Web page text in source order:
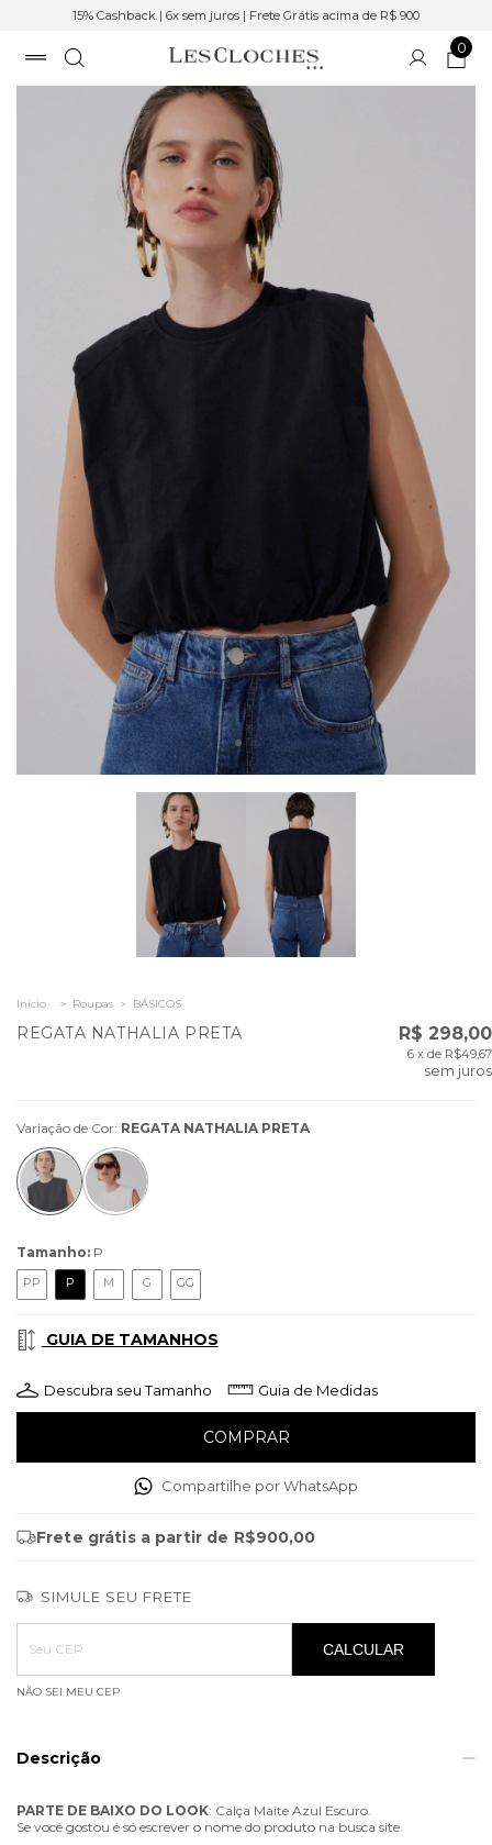
15% Cashback | 6x sem juros | Frete Grátis acima de R$ 900
0
Início > Roupas > BÁSICOS
REGATA NATHALIA PRETA R$ 298,00
6 x de R$49,67
sem juros
Variação de Cor: REGATA NATHALIA PRETA
Tamanho: P
PP P M G GG
GUIA DE TAMANHOS
Descubra seu Tamanho Guia de Medidas
Compartilhe por WhatsApp
Frete grátis a partir de R$900,00
SIMULE SEU FRETE
Entregas para o CEP:
ALTERAR CEP
CALCULAR
NÃO SEI MEU CEP
Descrição
PARTE DE BAIXO DO LOOK: Calça Maite Azul Escuro.
Se você gostou é só escrever o nome do produto na busca site.